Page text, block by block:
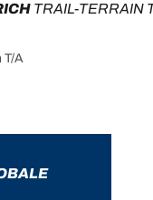
TRAIL-TERRAIN
T/A